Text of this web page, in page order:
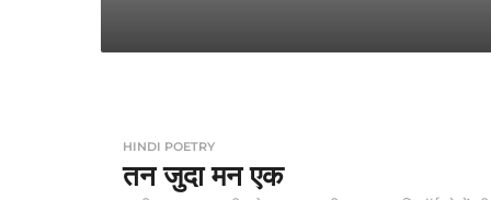
HINDI POETRY
तन जुदा मन एक